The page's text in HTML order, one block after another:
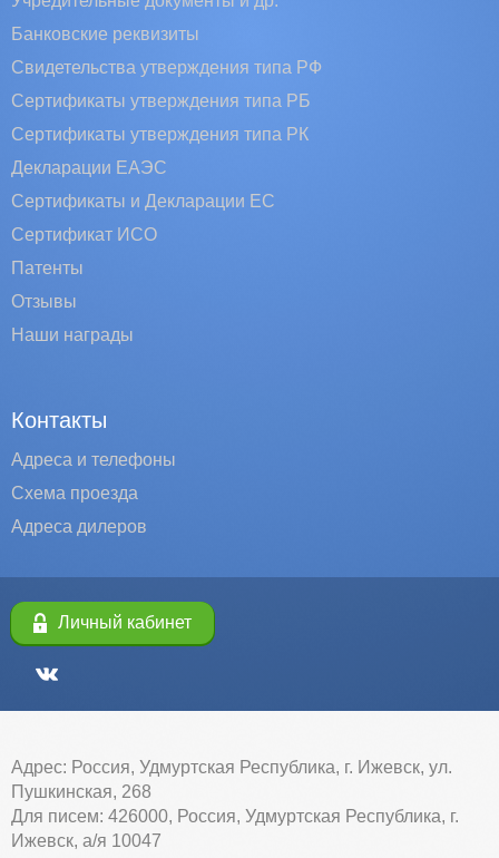
Банковские реквизиты
Свидетельства утверждения типа РФ
Сертификаты утверждения типа РБ
Сертификаты утверждения типа РК
Декларации ЕАЭС
Сертификаты и Декларации EC
Сертификат ИСО
Патенты
Отзывы
Наши награды
Контакты
Адреса и телефоны
Схема проезда
Адреса дилеров
Личный кабинет
Адрес: Россия, Удмуртская Республика, г. Ижевск, ул.
Пушкинская, 268
Для писем: 426000, Россия, Удмуртская Республика, г.
Ижевск, а/я 10047